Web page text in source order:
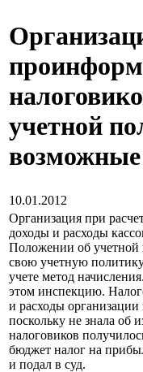
учетной
возможные
10.01.2012
Организация при
доходы и расходы
Положении об учетной
свою учетную
учете метод
этом инспекцию.
и расходы организации
поскольку не знала об
налоговиков
бюджет налог на
и подал в суд.